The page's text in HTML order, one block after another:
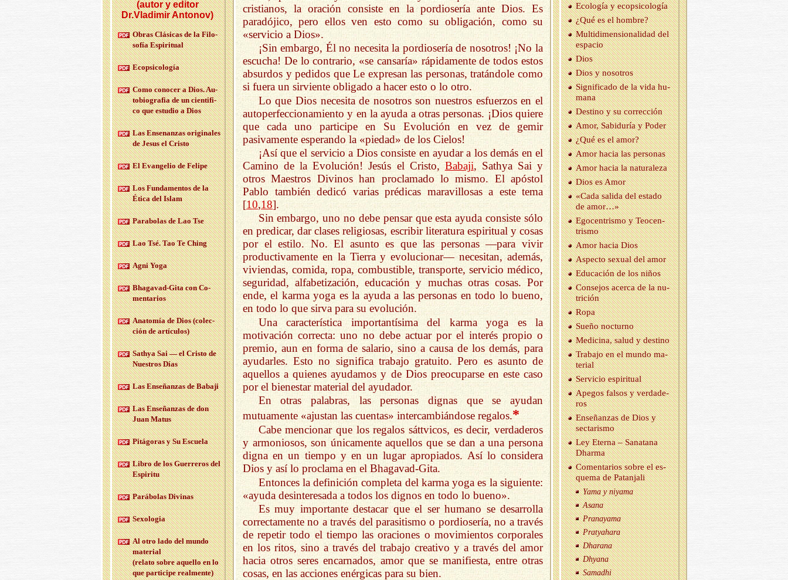
cristianos, la oración consiste en la pordiosería ante Dios. Es
paradójico, pero ellos ven esto como su obligación, como su
«servicio a Dios».
¡Sin embargo, Él no necesita la pordiosería de nosotros! ¡No la
escucha! De lo contrario, «se cansaría» rápidamente de todos estos
absurdos y pedidos que Le expresan las personas, tratándole como
si fuera un sirviente obligado a hacer esto o lo otro.
Lo que Dios necesita de nosotros son nuestros esfuerzos en el
autoperfeccionamiento y en la ayuda a otras personas. ¡Dios quiere
que cada uno participe en Su Evolución en vez de gemir
pasivamente esperando la «piedad» de los Cielos!
¡Así que el servicio a Dios consiste en ayudar a los demás en el
Camino de la Evolución! Jesús el Cristo,Babaji, Sathya Sai y
otros Maestros Divinos han proclamado lo mismo. El apóstol
Pablo también dedicó varias prédicas maravillosas a este tema
[10,18].
Sin embargo, uno no debe pensar que esta ayuda consiste sólo
en predicar, dar clases religiosas, escribir literatura espiritual y cosas
por el estilo. No. El asunto es que las personas —para vivir
productivamente en la Tierra y evolucionar— necesitan, además,
viviendas, comida, ropa, combustible, transporte, servicio médico,
seguridad, alfabetización, educación y muchas otras cosas. Por
ende, el karma yoga es la ayuda a las personas en todo lo bueno,
en todo lo que sirva para su evolución.
Una característica importantísima del karma yoga es la
motivación correcta: uno no debe actuar por el interés propio o
premio, aun en forma de salario, sino a causa de los demás, para
ayudarles. Esto no significa trabajo gratuito. Pero es asunto de
aquellos a quienes ayudamos y de Dios preocuparse en este caso
por el bienestar material del ayudador.
En otras palabras, las personas dignas que se ayudan
mutuamente «ajustan las cuentas» intercambiándose regalos.*
Cabe mencionar que los regalos sáttvicos, es decir, verdaderos
y armoniosos, son únicamente aquellos que se dan a una persona
digna en un tiempo y en un lugar apropiados. Así lo considera
Dios y así lo proclama en el Bhagavad-Gita.
Entonces la definición completa del karma yoga es la siguiente:
«ayuda desinteresada a todos los dignos en todo lo bueno».
Es muy importante destacar que el ser humano se desarrolla
correctamente no a través del parasitismo o pordiosería, no a través
de repetir todo el tiempo las oraciones o movimientos corporales
en los ritos, sino a través del trabajo creativo y a través del amor
hacia otros seres encarnados, amor que se manifiesta, entre otras
cosas, en las acciones enérgicas para su bien.
Eco­lo­gía y eco­psi­co­lo­gía
¿Qué es el hom­bre?
Mul­ti­di­men­sio­na­li­dad del
es­pa­cio
Dios
Dios y no­so­tros
Sig­ni­fi­ca­do de la vida hu­
ma­na
Des­tino y su co­rrec­ción
Amor, Sa­bi­du­ría y Poder
¿Qué es el amor?
Amor hacia las per­so­nas
Amor hacia la na­tu­ra­le­za
Dios es Amor
«Cada sa­li­da del es­ta­do
de amor…»
Ego­cen­tris­mo y Teo­cen­
tris­mo
Amor hacia Dios
As­pec­to se­xual del amor
Edu­ca­ción de los niños
Con­se­jos acer­ca de la nu­
tri­ción
Ropa
Sueño noc­turno
Me­di­ci­na, salud y des­tino
Tra­ba­jo en el mundo ma­
te­rial
Ser­vi­cio es­pi­ri­tual
Ape­gos fal­sos y ver­da­de­
ros
En­se­ñan­zas de Dios y
sec­ta­ris­mo
Ley Eter­na – Sa­na­ta­na
Dhar­ma
Co­men­ta­rios sobre el es­
que­ma de Pa­tan­ja­li
Yama y ni­ya­ma
Asana
Pra­na­ya­ma
Prat­yaha­ra
Dha­ra­na
Dh­ya­na
Sa­mad­hi
(autor y editor
Dr.Vladimir Antonov)
Obras Clá­si­cas de la Fi­lo­
so­fía Es­pi­ri­tual
Eco­psi­co­lo­gía
Como co­no­cer a Dios. Au­
to­bio­gra­fia de un cien­ti­fi­
co que es­tu­dio a Dios
Las En­se­nan­zas ori­gi­na­les
de Jesus el Cris­to
El Evan­ge­lio de Fe­li­pe
Los Fun­da­men­tos de la
Ética del Islam
Pa­ra­bo­las de Lao Tse
Lao Tsé. Tao Te Ching
Agni Yoga
Bha­ga­vad-Gi­ta con Co­
men­ta­rios
Anato­mía de Dios (co­lec­
ción de ar­tícu­los)
Sath­ya Sai — el Cris­to de
Nues­tros Días
Las En­se­ñan­zas de Ba­ba­ji
Las En­se­ñan­zas de don
Juan Matus
Pi­tá­go­ras y Su Es­cue­la
Libro de los Gue­rre­ros del
Es­pi­ri­tu
Pa­rá­bo­las Di­vi­nas
Se­xo­lo­gia
Al otro lado del mundo
ma­te­rial
(re­la­to sobre aque­llo en lo
que par­ti­ci­pe real­men­te)